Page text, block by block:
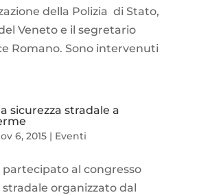
della Polizia di Stato,
Veneto e il segretario
Romano. Sono intervenuti
sicurezza stradale a
6, 2015| Eventi
al congresso
stradale organizzato dal